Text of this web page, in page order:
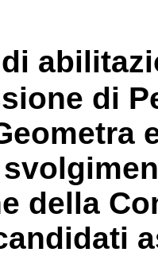
di
della